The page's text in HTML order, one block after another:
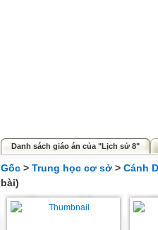
Danh sách giáo án của "Lịch sử 8"
Gốc > Trung học cơ sở > Cánh
bài)